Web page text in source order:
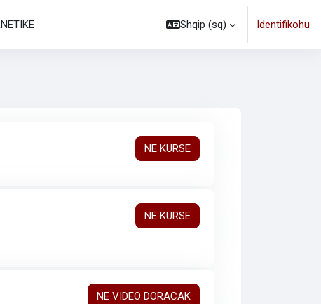
Shqip ‎(sq)‎ Identifikohu
NE KURSE
NE KURSE
NE VIDEO DORACAK